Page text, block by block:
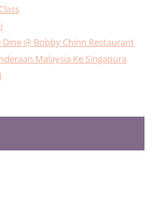
Dine @ Bobby Chinn Restaurant
Malaysia Ke Singapura